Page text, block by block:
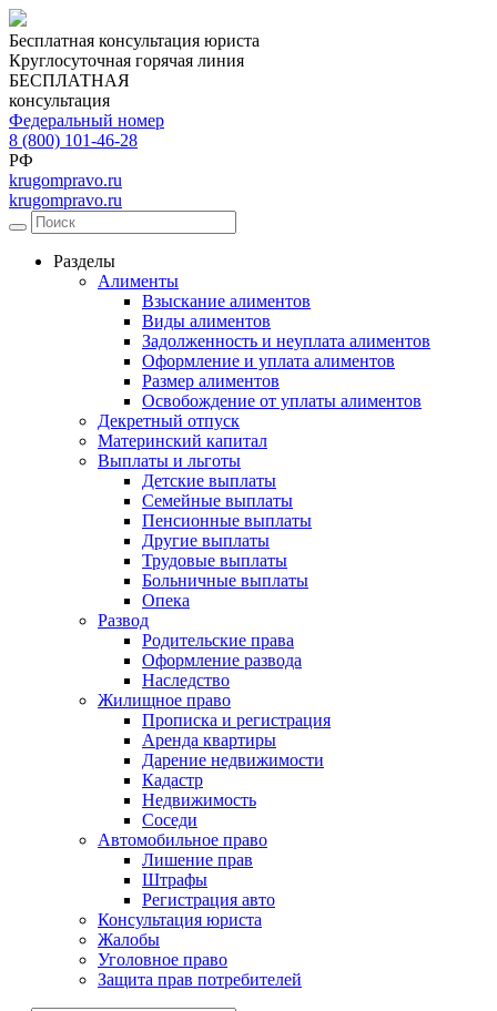
Бесплатная консультация юриста
Круглосуточная горячая линия
БЕСПЛАТНАЯ
консультация
Федеральный номер
8 (800) 101-46-28
РФ
krugompravo.ru
krugompravo.ru
Разделы
Алименты
Взыскание алиментов
Виды алиментов
Задолженность и неуплата алиментов
Оформление и уплата алиментов
Размер алиментов
Освобождение от уплаты алиментов
Декретный отпуск
Материнский капитал
Выплаты и льготы
Детские выплаты
Семейные выплаты
Пенсионные выплаты
Другие выплаты
Трудовые выплаты
Больничные выплаты
Опека
Развод
Родительские права
Оформление развода
Наследство
Жилищное право
Прописка и регистрация
Аренда квартиры
Дарение недвижимости
Кадастр
Недвижимость
Соседи
Автомобильное право
Лишение прав
Штрафы
Регистрация авто
Консультация юриста
Жалобы
Уголовное право
Защита прав потребителей